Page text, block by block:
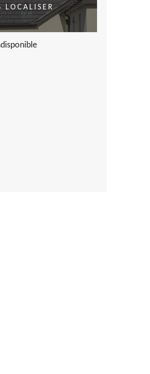
LOCALISER